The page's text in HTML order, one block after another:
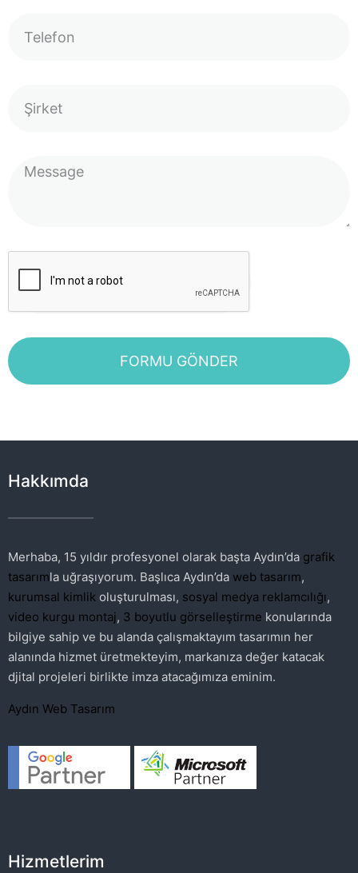
FORMU GÖNDER
Hakkımda
Merhaba, 15 yıldır profesyonel olarak başta Aydın’da grafik
tasarımla uğraşıyorum. Başlıca Aydın’da web tasarım,
kurumsal kimlik oluşturulması, sosyal medya reklamcılığı,
video kurgu montaj, 3 boyutlu görselleştirme konularında
bilgiye sahip ve bu alanda çalışmaktayım tasarımın her
alanında hizmet üretmekteyim, markanıza değer katacak
djital projeleri birlikte imza atacağımıza eminim.
Aydın Web Tasarım
Hizmetlerim